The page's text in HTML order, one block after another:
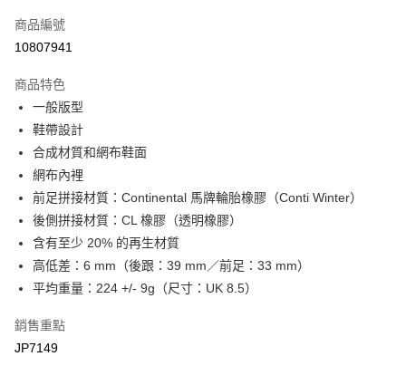
街口支付
Google Pay
全盈+PAY
大哥付你分期
相關說明
【大哥付你分期使用說明】
1.本服務由台灣大哥大提供，台灣大哥大用戶可立即使用無須另外申請。
2.付款方式選擇「大哥付你分期」，訂單成立後會自動跳轉到大哥付的交易
流程，驗證手機門號後，選擇欲分期的期數、繳款截止日，確認付款後即完
成交易。
3.實際核准額度、可分期數及費用金額請依後續交易確認頁面所載為準。
消。如遇「轉專審核」未通過狀況，表示未達大哥付你分期系統評分，恕無
法說明評估內容。
【繳款方式說明】
AFTEE先享後付
相關說明
【關於「AFTEE先享後付」】
AFTEE先享後付是「在收到商品之後才付款」的支付方式。 讓您購物簡單
便利好安心！
２．便利：只要手機號碼，簡訊認證，即可結帳。
ATM付款
運送方式
付款後全家取貨
商品編號
10807941
商品特色
一般版型
鞋帶設計
合成材質和網布鞋面
網布內裡
前足拼接材質：Continental 馬牌輪胎橡膠（Conti Winter）
後側拼接材質：CL 橡膠（透明橡膠）
含有至少 20% 的再生材質
高低差：6 mm（後跟：39 mm／前足：33 mm）
平均重量：224 +/- 9g（尺寸：UK 8.5）
銷售重點
JP7149